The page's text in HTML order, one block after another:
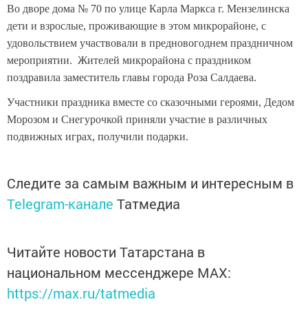
Во дворе дома № 70 по улице Карла Маркса г. Мензелинска
дети и взрослые, проживающие в этом микрорайоне, с
удовольствием участвовали в предновогоднем праздничном
мероприятии. Жителей микрорайона с праздником
поздравила заместитель главы города Роза Салдаева.
Участники праздника вместе со сказочными героями, Дедом
Морозом и Снегурочкой приняли участие в различных
подвижных играх, получили подарки.
Следите за самым важным и интересным в
Telegram-канале Татмедиа
Читайте новости Татарстана в
национальном мессенджере MАХ:
https://max.ru/tatmedia